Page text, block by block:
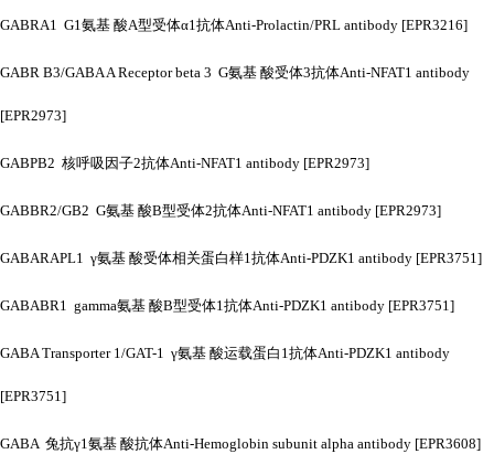
GABRA1 G1氨基 酸A型受体α1抗体Anti-Prolactin/PRL antibody [EPR3216]
GABR B3/GABA A Receptor beta 3 G氨基 酸受体3抗体Anti-NFAT1 antibody
[EPR2973]
GABPB2 核呼吸因子2抗体Anti-NFAT1 antibody [EPR2973]
GABBR2/GB2 G氨基 酸B型受体2抗体Anti-NFAT1 antibody [EPR2973]
GABARAPL1 γ氨基 酸受体相关蛋白样1抗体Anti-PDZK1 antibody [EPR3751]
GABABR1 gamma氨基 酸B型受体1抗体Anti-PDZK1 antibody [EPR3751]
GABA Transporter 1/GAT-1 γ氨基 酸运载蛋白1抗体Anti-PDZK1 antibody
[EPR3751]
GABA 兔抗γ1氨基 酸抗体Anti-Hemoglobin subunit alpha antibody [EPR3608]